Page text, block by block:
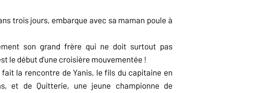
trois jours, embarque avec sa maman poule à
son grand frère qui ne doit surtout pas
le début d'une croisière mouvementée !
la rencontre de Yanis, le fils du capitaine en
et de Quitterie, une jeune championne de